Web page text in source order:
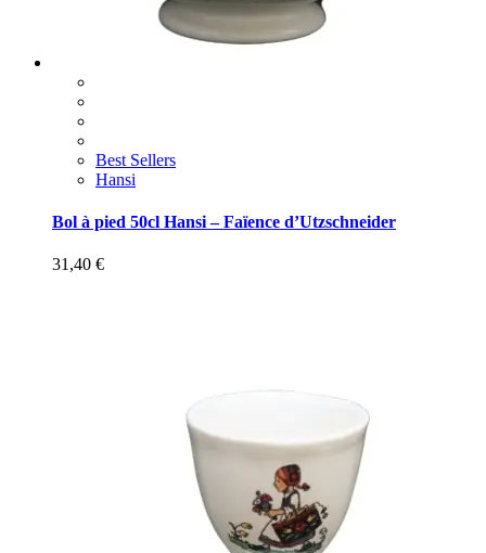
Best Sellers
Hansi
Bol à pied 50cl Hansi – Faïence d’Utzschneider
31,40 €